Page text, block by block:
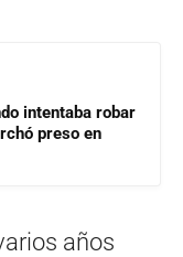
intentaba robar
preso en
años